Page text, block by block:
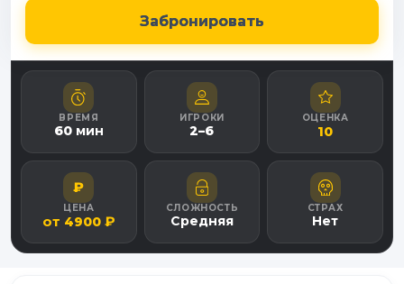
Забронировать
ВРЕМЯ
60мин
ИГРОКИ
2–6
ОЦЕНКА
10
₽
ЦЕНА
от 4900₽
СЛОЖНОСТЬ
Средняя
СТРАХ
Нет